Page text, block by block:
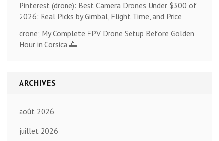
Pinterest (drone): Best Camera Drones Under $300 of
2026: Real Picks by Gimbal, Flight Time, and Price
drone; My Complete FPV Drone Setup Before Golden
Hour in Corsica 🌅
ARCHIVES
août 2026
juillet 2026